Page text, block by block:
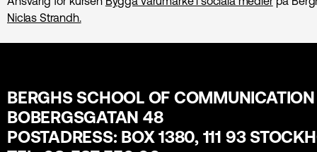
Niclas Strandh.
BERGHS SCHOOL OF COMMUNICATION
BOBERGSGATAN 48
POSTADRESS: BOX 1380, 111 93